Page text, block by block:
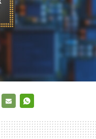
MAIL